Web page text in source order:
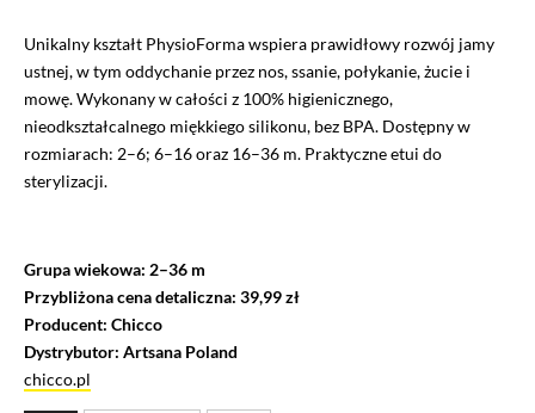
Unikalny kształt PhysioForma wspiera prawidłowy rozwój jamy
ustnej, w tym oddychanie przez nos, ssanie, połykanie, żucie i
mowę. Wykonany w całości z 100% higienicznego,
nieodkształcalnego miękkiego silikonu, bez BPA. Dostępny w
rozmiarach: 2–6; 6–16 oraz 16–36 m. Praktyczne etui do
sterylizacji.
Grupa wiekowa: 2–36 m
Przybliżona cena detaliczna: 39,99 zł
Producent: Chicco
Dystrybutor: Artsana Poland
chicco.pl